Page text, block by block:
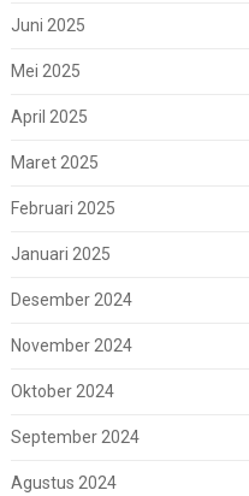
Juni 2025
Mei 2025
April 2025
Maret 2025
Februari 2025
Januari 2025
Desember 2024
November 2024
Oktober 2024
September 2024
Agustus 2024